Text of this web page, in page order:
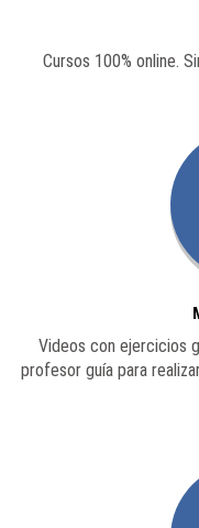
Cursos 100% online.
Videos con ejercicios
profesor guía para